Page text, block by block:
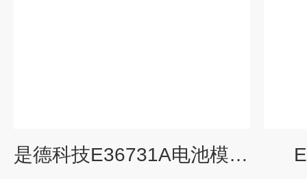
是德科技E36731A电池模拟器